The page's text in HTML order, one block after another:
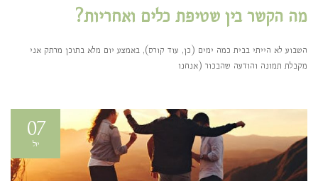
מה הקשר בין שטיפת כלים ואחריות?
השבוע לא הייתי בבית כמה ימים (כן, עוד קורס), באמצע יום מלא בתוכן מרתק אני
מקבלת תמונה והודעה שהבכור (אנחנו
07
יול